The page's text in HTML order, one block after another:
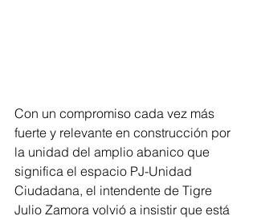
Con un compromiso cada vez más
fuerte y relevante en construcción por
la unidad del amplio abanico que
significa el espacio PJ-Unidad
Ciudadana, el intendente de Tigre
Julio Zamora volvió a insistir que está